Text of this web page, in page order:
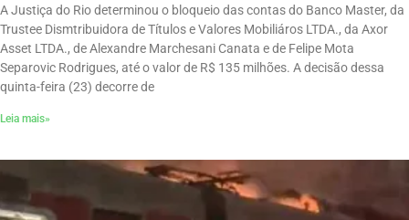
A Justiça do Rio determinou o bloqueio das contas do Banco Master, da
Trustee Dismtribuidora de Títulos e Valores Mobiliáros LTDA., da Axor
Asset LTDA., de Alexandre Marchesani Canata e de Felipe Mota
Separovic Rodrigues, até o valor de R$ 135 milhões. A decisão dessa
quinta-feira (23) decorre de
Leia mais»